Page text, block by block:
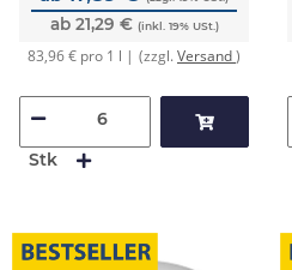
ab 21,29 € (inkl. 19% USt.)
83,96 € pro 1 l | (zzgl.Versand)
Stk